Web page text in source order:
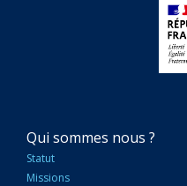
NAVIGATION
PRINCIPALE
Qui sommes nous ?
Statut
Missions